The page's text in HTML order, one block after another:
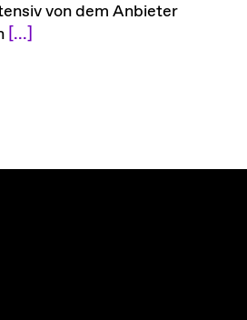
von dem Anbieter
[...]